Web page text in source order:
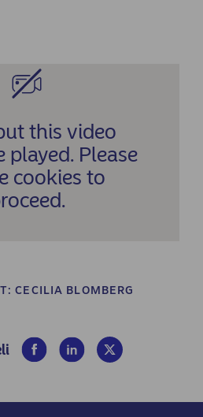
this video
played. Please
cookies to
CECILIA BLOMBERG
(opens in new window)
(opens in new window)
(opens in new